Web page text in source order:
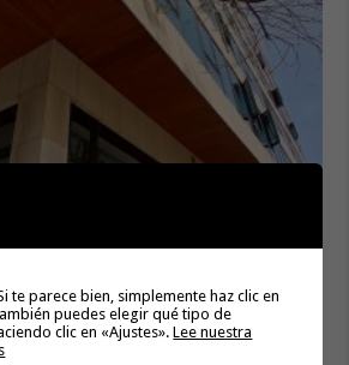
ayudas del POSEICAN-Pesca
7,09 M€ tras aumentar las cuantías
te parece bien, simplemente haz clic en
puedes elegir qué tipo de
clic en «Ajustes».Lee nuestra